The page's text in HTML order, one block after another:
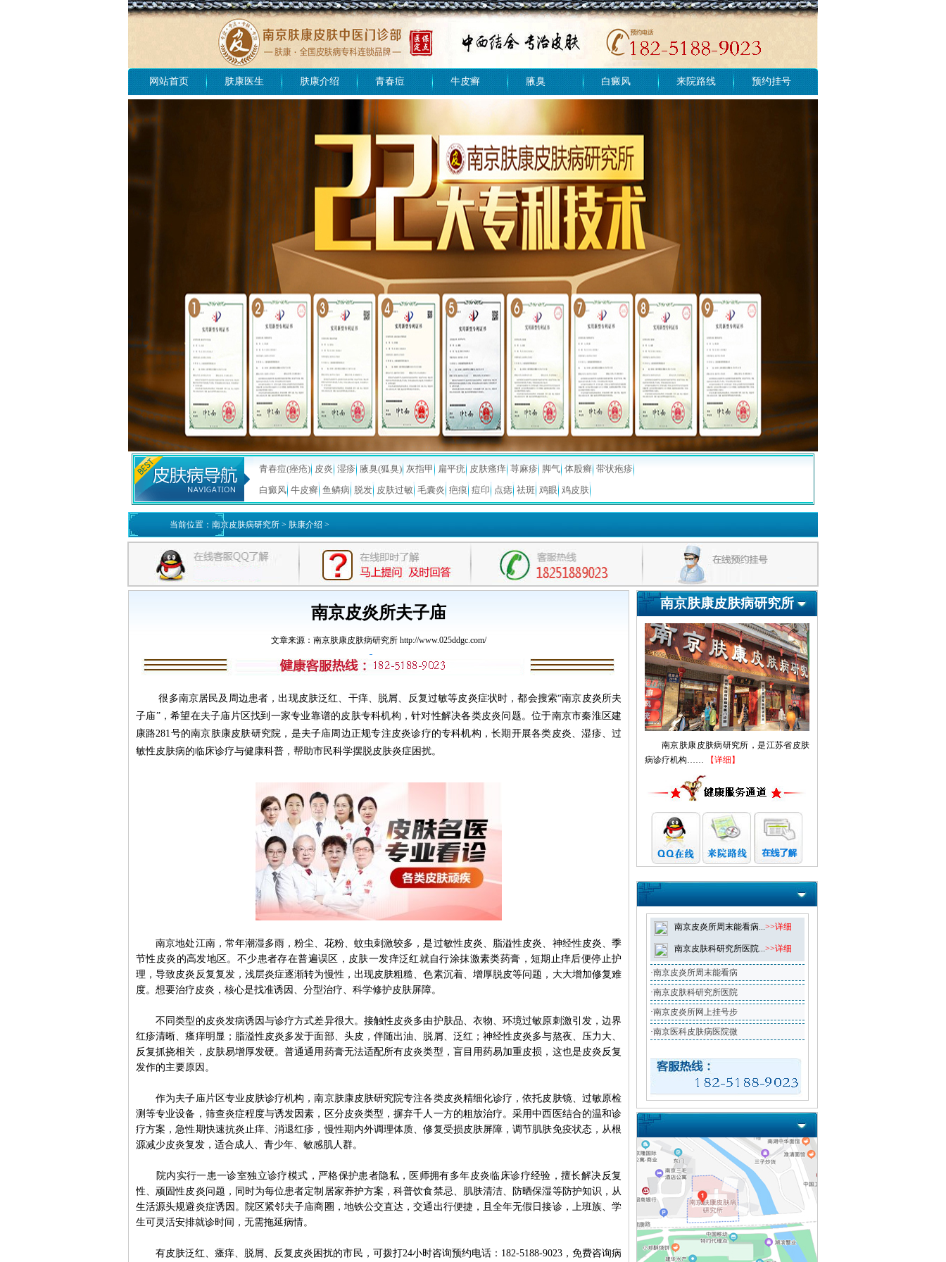
网站首页 肤康医生 肤康介绍 青春痘 牛皮癣 腋臭 白癜风 来院路线 预约挂号
青春痘(痤疮) 皮炎 湿疹 腋臭(狐臭) 灰指甲 扁平疣 皮肤瘙痒 荨麻疹 脚气 体股癣 带状疱疹
白癜风 牛皮癣 鱼鳞病 脱发 皮肤过敏 毛囊炎 疤痕 痘印 点痣 祛斑 鸡眼 鸡皮肤
当前位置： 南京皮肤病研究所 > 肤康介绍 >
南京皮炎所夫子庙
文章来源：南京肤康皮肤病研究所 http://www.025ddgc.com/
很多南京居民及周边患者，出现皮肤泛红、干痒、脱屑、反复过敏等皮炎症状时，都会搜索“南京皮炎所夫
子庙”，希望在夫子庙片区找到一家专业靠谱的皮肤专科机构，针对性解决各类皮炎问题。位于南京市秦淮区建
康路281号的南京肤康皮肤研究院，是夫子庙周边正规专注皮炎诊疗的专科机构，长期开展各类皮炎、湿疹、过
敏性皮肤病的临床诊疗与健康科普，帮助市民科学摆脱皮肤炎症困扰。
南京地处江南，常年潮湿多雨，粉尘、花粉、蚊虫刺激较多，是过敏性皮炎、脂溢性皮炎、神经性皮炎、季
节性皮炎的高发地区。不少患者存在普遍误区，皮肤一发痒泛红就自行涂抹激素类药膏，短期止痒后便停止护
理，导致皮炎反复复发，浅层炎症逐渐转为慢性，出现皮肤粗糙、色素沉着、增厚脱皮等问题，大大增加修复难
度。想要治疗皮炎，核心是找准诱因、分型治疗、科学修护皮肤屏障。
不同类型的皮炎发病诱因与诊疗方式差异很大。接触性皮炎多由护肤品、衣物、环境过敏原刺激引发，边界
红疹清晰、瘙痒明显；脂溢性皮炎多发于面部、头皮，伴随出油、脱屑、泛红；神经性皮炎多与熬夜、压力大、
反复抓挠相关，皮肤易增厚发硬。普通通用药膏无法适配所有皮炎类型，盲目用药易加重皮损，这也是皮炎反复
发作的主要原因。
作为夫子庙片区专业皮肤诊疗机构，南京肤康皮肤研究院专注各类皮炎精细化诊疗，依托皮肤镜、过敏原检
测等专业设备，筛查炎症程度与诱发因素，区分皮炎类型，摒弃千人一方的粗放治疗。采用中西医结合的温和诊
疗方案，急性期快速抗炎止痒、消退红疹，慢性期内外调理体质、修复受损皮肤屏障，调节肌肤免疫状态，从根
源减少皮炎复发，适合成人、青少年、敏感肌人群。
院内实行一患一诊室独立诊疗模式，严格保护患者隐私，医师拥有多年皮炎临床诊疗经验，擅长解决反复
性、顽固性皮炎问题，同时为每位患者定制居家养护方案，科普饮食禁忌、肌肤清洁、防晒保湿等防护知识，从
生活源头规避炎症诱因。院区紧邻夫子庙商圈，地铁公交直达，交通出行便捷，且全年无假日接诊，上班族、学
生可灵活安排就诊时间，无需拖延病情。
有皮肤泛红、瘙痒、脱屑、反复皮炎困扰的市民，可拨打24小时咨询预约电话：182-5188-9023，免费咨询病
南京肤康皮肤病研究所
南京肤康皮肤病研究所，是江苏省皮肤
病诊疗机构……
【详细】
南京皮炎所周末能看病...>>详细
南京皮肤科研究所医院...>>详细
·南京皮炎所周末能看病
·南京皮肤科研究所医院
·南京皮炎所网上挂号步
·南京医科皮肤病医院微